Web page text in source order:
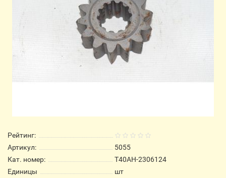
Рейтинг:
Артикул:
5055
Кат. номер:
Т40АН-2306124
Единицы
шт